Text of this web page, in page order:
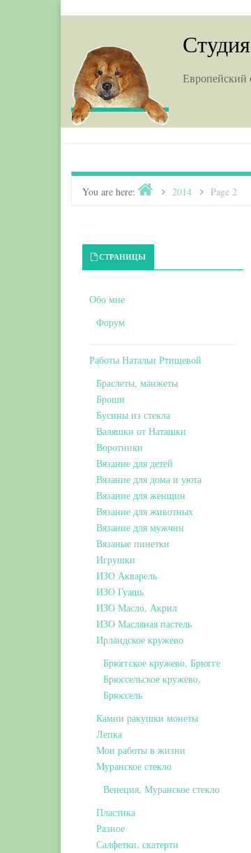
Европейский
You are here: Home2014 Page 2
Primary Sidebar
СТРАНИЦЫ
Обо мне
Форум
Работы Натальи Ртищевой
Браслеты, манжеты
Броши
Бусины из стекла
Валяшки от Наташки
Воротники
Вязание для детей
Вязание для дома и уюта
Вязание для женщин
Вязание для животных
Вязание для мужчин
Вязаные пинетки
Игрушки
ИЗО Акварель
ИЗО Гуашь
ИЗО Масло, Акрил
ИЗО Масляная пастель
Ирландское кружево
Брюггское кружево, Брюгге
Брюссельское кружево,
Брюссель
Камни ракушки монеты
Лепка
Мои работы в жизни
Муранское стекло
Венеция, Муранское стекло
Пластика
Разное
Салфетки, скатерти